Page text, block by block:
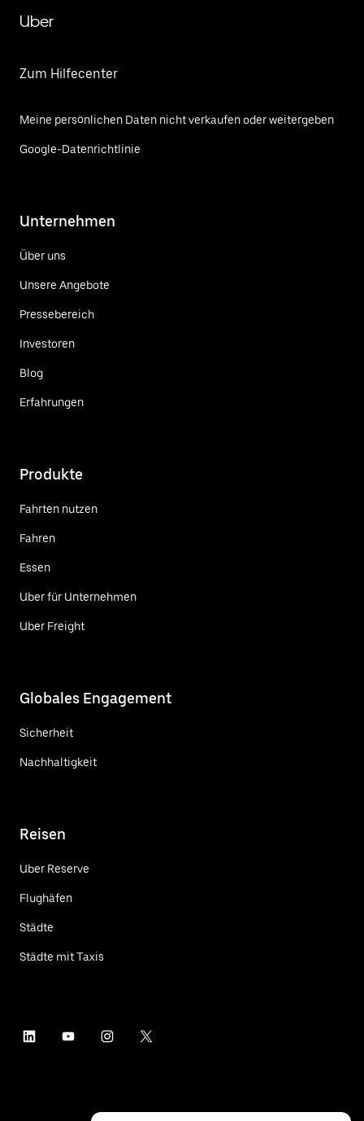
Uber
Zum Hilfecenter
Meine persönlichen Daten nicht verkaufen oder weitergeben
Google-Datenrichtlinie
Unternehmen
Über uns
Unsere Angebote
Pressebereich
Investoren
Blog
Erfahrungen
Produkte
Fahrten nutzen
Fahren
Essen
Uber für Unternehmen
Uber Freight
Globales Engagement
Sicherheit
Nachhaltigkeit
Reisen
Uber Reserve
Flughäfen
Städte
Städte mit Taxis